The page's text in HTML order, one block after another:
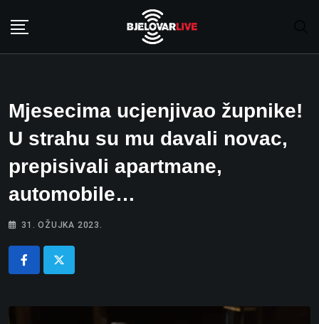
Mjesecima ucjenjivao župnike!
U strahu su mu davali novac,
prepisivali apartmane,
automobile…
31. OŽUJKA 2023.